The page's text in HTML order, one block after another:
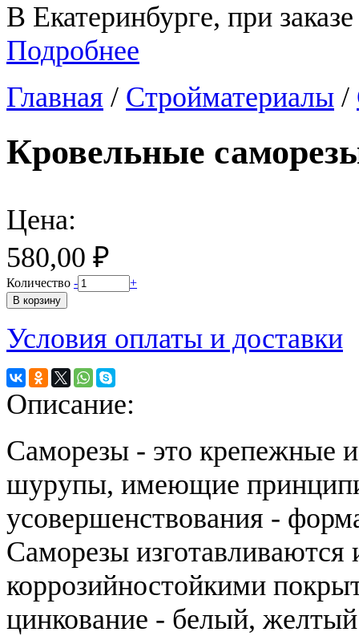
В Екатеринбурге, при
Подробнее
Главная / Стройматериалы /
Кровельные
Цена:
580,00 ₽
Количество - +
Условия оплаты и доставки
Описание:
Саморезы - это крепежные
шурупы, имеющие
усовершенствования -
Саморезы изготавливаются
коррозийностойкими
цинкование - белый,